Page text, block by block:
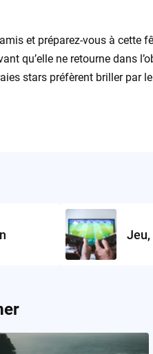
et préparez-vous à cette
qu’elle ne retourne dans
stars préfèrent briller par
Jeu,